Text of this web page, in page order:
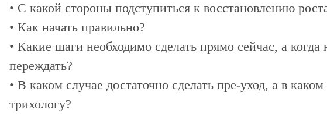
• С какой стороны подступиться к восстановлению
• Как начать правильно?
• Какие шаги необходимо сделать прямо сейчас, а
переждать?
• В каком случае достаточно сделать пре-уход, а в
трихологу?